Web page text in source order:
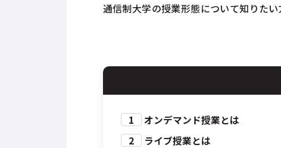
通信制大学の授業形態について知りた
1
オンデマンド授業とは
2
ライブ授業とは